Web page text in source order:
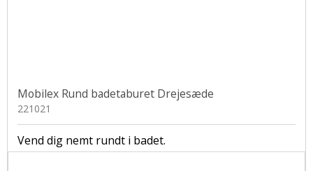
Mobilex Rund badetaburet Drejesæde
221021
Vend dig nemt rundt i badet.